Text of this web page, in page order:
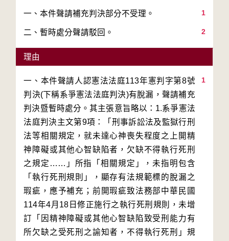
1
2
二、暫時處分聲請駁回。
理由
1
一、本件聲請人認憲法法庭113年憲判字第8號
判決(下稱系爭憲法法庭判決)有脫漏，聲請補充
判決暨暫時處分。其主張意旨略以：1.系爭憲法
法庭判決主文第9項：「刑事訴訟法及監獄行刑
法等相關規定，就未達心神喪失程度之上開精
神障礙或其他心智缺陷者，欠缺不得執行死刑
之規定……」所指「相關規定」，未指明包含
「執行死刑規則」，顯存有法規範標的脫漏之
瑕疵，應予補充；前開瑕疵致法務部中華民國
114年4月18日修正施行之執行死刑規則，未增
訂「因精神障礙或其他心智缺陷致受刑能力有
所欠缺之受死刑之諭知者，不得執行死刑」規